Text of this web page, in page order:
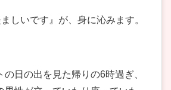
しいです』が、身に沁みます。
の日の出を見た帰りの6時過ぎ、